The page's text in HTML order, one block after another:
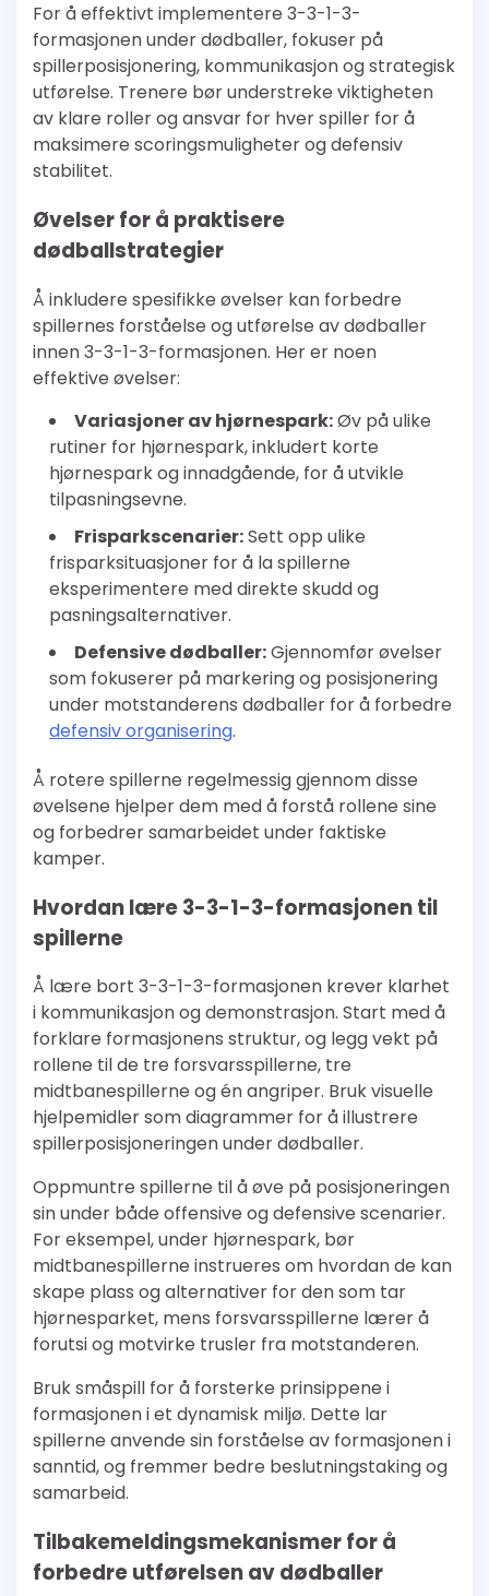
For å effektivt implementere 3-3-1-3-
formasjonen under dødballer, fokuser på
spillerposisjonering, kommunikasjon og strategisk
utførelse. Trenere bør understreke viktigheten
av klare roller og ansvar for hver spiller for å
maksimere scoringsmuligheter og defensiv
stabilitet.
Øvelser for å praktisere
dødballstrategier
Å inkludere spesifikke øvelser kan forbedre
spillernes forståelse og utførelse av dødballer
innen 3-3-1-3-formasjonen. Her er noen
effektive øvelser:
Variasjoner av hjørnespark:Øv på ulike
rutiner for hjørnespark, inkludert korte
hjørnespark og innadgående, for å utvikle
tilpasningsevne.
Frisparkscenarier:Sett opp ulike
frisparksituasjoner for å la spillerne
eksperimentere med direkte skudd og
pasningsalternativer.
Defensive dødballer:Gjennomfør øvelser
som fokuserer på markering og posisjonering
under motstanderens dødballer for å forbedre
defensiv organisering.
Å rotere spillerne regelmessig gjennom disse
øvelsene hjelper dem med å forstå rollene sine
og forbedrer samarbeidet under faktiske
kamper.
Hvordan lære 3-3-1-3-formasjonen til
spillerne
Å lære bort 3-3-1-3-formasjonen krever klarhet
i kommunikasjon og demonstrasjon. Start med å
forklare formasjonens struktur, og legg vekt på
rollene til de tre forsvarsspillerne, tre
midtbanespillerne og én angriper. Bruk visuelle
hjelpemidler som diagrammer for å illustrere
spillerposisjoneringen under dødballer.
Oppmuntre spillerne til å øve på posisjoneringen
sin under både offensive og defensive scenarier.
For eksempel, under hjørnespark, bør
midtbanespillerne instrueres om hvordan de kan
skape plass og alternativer for den som tar
hjørnesparket, mens forsvarsspillerne lærer å
forutsi og motvirke trusler fra motstanderen.
Bruk småspill for å forsterke prinsippene i
formasjonen i et dynamisk miljø. Dette lar
spillerne anvende sin forståelse av formasjonen i
sanntid, og fremmer bedre beslutningstaking og
samarbeid.
Tilbakemeldingsmekanismer for å
forbedre utførelsen av dødballer